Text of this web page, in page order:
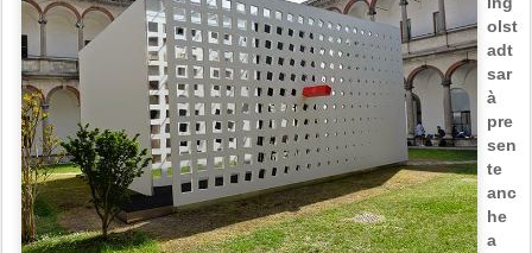
olst
adt
sar
à
pre
sen
te
anc
he
a